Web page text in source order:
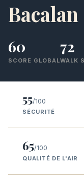
Bacalan
60
SCORE GLOBAL
72
WALK
55/100
SÉCURITÉ
65/100
QUALITÉ DE L'AIR